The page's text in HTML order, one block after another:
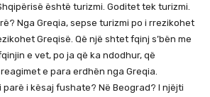
është turizmi. Goditet tek turizmi.
Nga Greqia, sepse turizmi po i rrezikohet
Greqisë. Që një shtet fqinj s’bën me
e vet, po ja që ka ndodhur, që
e para erdhën nga Greqia.
parë i kësaj fushate? Në Beograd? I njëjti